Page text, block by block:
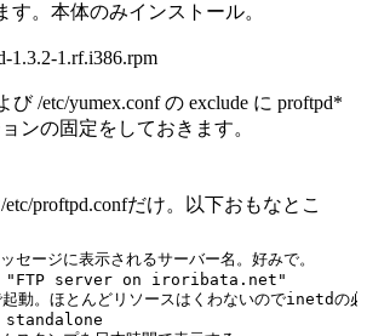
す。本体のみインストール。
1.3.2-1.rf.i386.rpm
び /etc/yumex.conf の exclude に proftpd*
ンの固定をしておきます。
proftpd.confだけ。以下おもなとこ
セージに表示されるサーバー名。好みで。
"FTP server on iroribata.net"
起動。ほとんどリソースはくわないのでinetdの
standalone